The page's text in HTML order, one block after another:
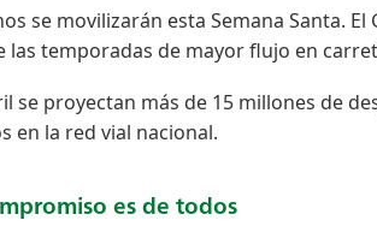
se movilizarán esta Semana Santa.
las temporadas de mayor flujo en
se proyectan más de 15 millones de
en la red vial nacional.
es de todos